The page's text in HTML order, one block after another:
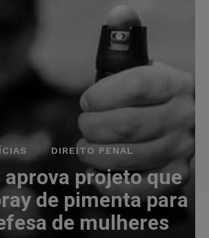
DIREITO PENAL
aprova projeto que
de pimenta para
de mulheres